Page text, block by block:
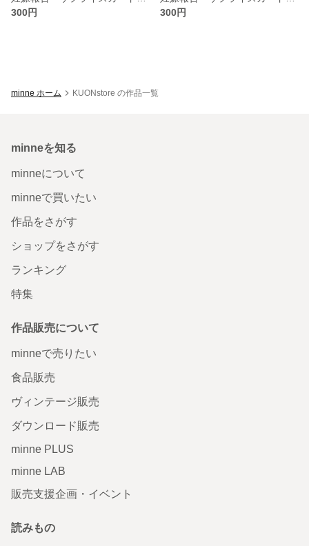
300円
300円
minne ホーム KUONstore の作品一覧
minneを知る
minneについて
minneで買いたい
作品をさがす
ショップをさがす
ランキング
特集
作品販売について
minneで売りたい
食品販売
ヴィンテージ販売
ダウンロード販売
minne PLUS
minne LAB
販売支援企画・イベント
読みもの